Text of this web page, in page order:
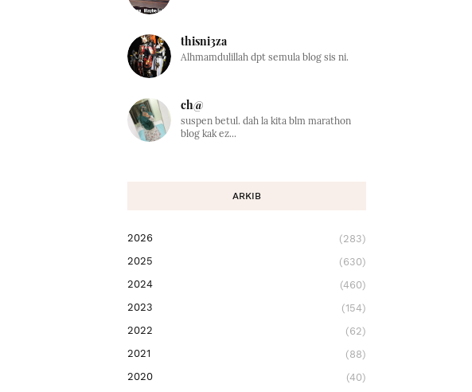
thisni3za
Alhmamdulillah dpt semula blog sis ni.
ch@
suspen betul. dah la kita blm marathon
blog kak ez...
ARKIB
2026
(283)
2025
(630)
2024
(460)
2023
(154)
2022
(62)
2021
(88)
2020
(40)